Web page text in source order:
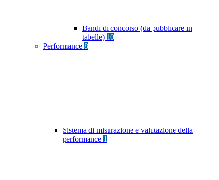
Bandi di concorso (da pubblicare in
tabelle) 10
Performance 8
Sistema di misurazione e valutazione della
performance 1